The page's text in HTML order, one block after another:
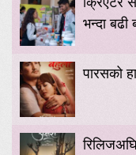
भन्दा बढी
पारसको
रिलिजअघि